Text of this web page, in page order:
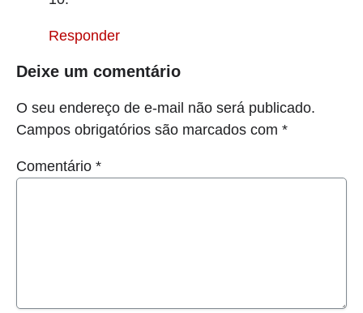
Responder
Deixe um comentário
O seu endereço de e-mail não será publicado.
Campos obrigatórios são marcados com *
Comentário *